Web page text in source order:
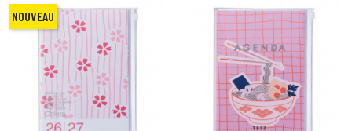
NOUVEAU